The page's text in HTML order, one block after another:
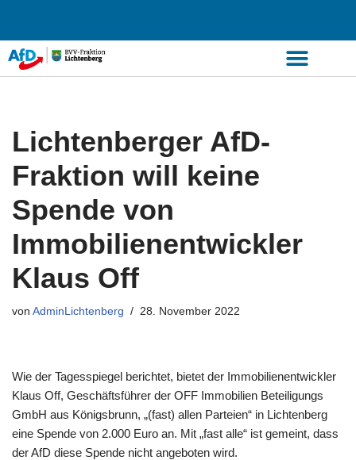
Zum
Inhalt
springen
Lichtenberger AfD-
Fraktion will keine
Spende von
Immobilienentwickler
Klaus Off
von AdminLichtenberg 28. November 2022
Wie der Tagesspiegel berichtet, bietet der Immobilienentwickler
Klaus Off, Geschäftsführer der OFF Immobilien Beteiligungs
GmbH aus Königsbrunn, „(fast) allen Parteien“ in Lichtenberg
eine Spende von 2.000 Euro an. Mit „fast alle“ ist gemeint, dass
der AfD diese Spende nicht angeboten wird.